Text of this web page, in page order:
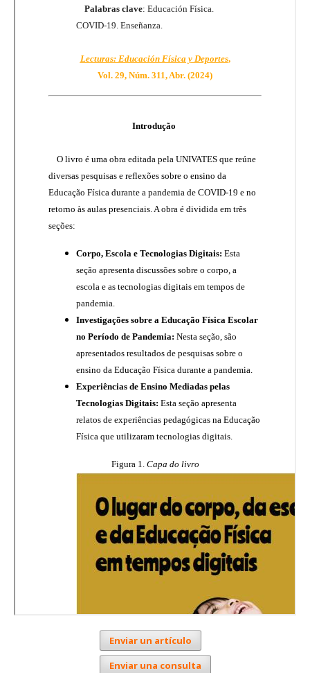
Enviar un artículo
Enviar una consulta